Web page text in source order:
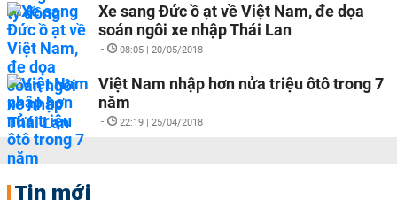
Xe sang Đức ồ ạt về Việt Nam, đe dọa
soán ngôi xe nhập Thái Lan
- 08:05 | 20/05/2018
Việt Nam nhập hơn nửa triệu ôtô trong 7
năm
- 22:19 | 25/04/2018
Tin mới